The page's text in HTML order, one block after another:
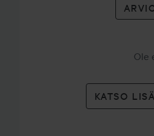
Ole
KATSO